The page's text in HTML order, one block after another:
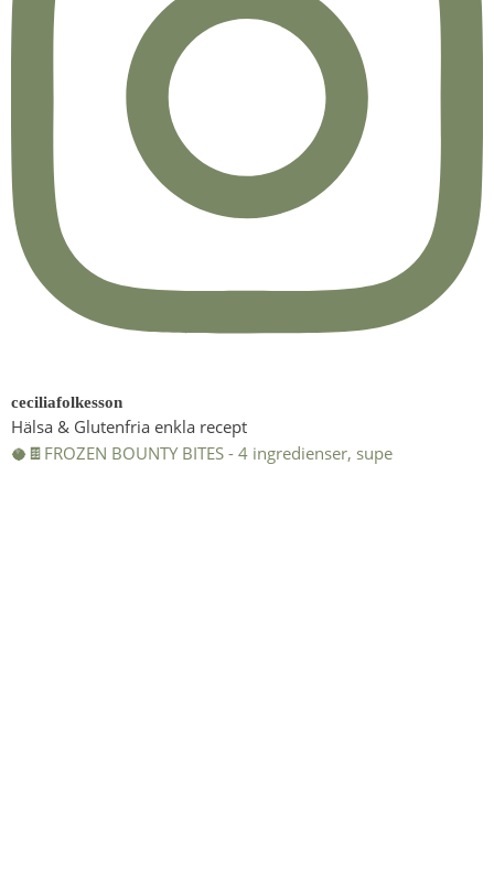
ceciliafolkesson
Hälsa & Glutenfria enkla recept
🥥🍫FROZEN BOUNTY BITES - 4 ingredienser, supe